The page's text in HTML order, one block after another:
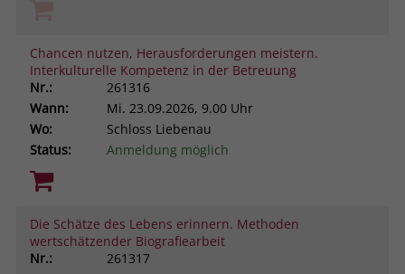
Chancen nutzen, Herausforderungen meistern.
Interkulturelle Kompetenz in der Betreuung
Nr.:
261316
Wann:
Mi. 23.09.2026, 9.00 Uhr
Wo:
Schloss Liebenau
Status:
Anmeldung möglich
Die Schätze des Lebens erinnern. Methoden
wertschätzender Biografiearbeit
Nr.:
261317